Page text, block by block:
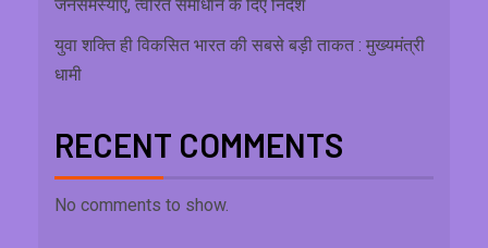
जनसमस्याएं, त्वरित समाधान के दिए निर्देश
युवा शक्ति ही विकसित भारत की सबसे बड़ी ताकत : मुख्यमंत्री
धामी
RECENT COMMENTS
No comments to show.